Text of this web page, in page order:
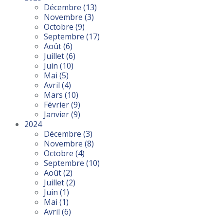
Décembre (13)
Novembre (3)
Octobre (9)
Septembre (17)
Août(6)
Juillet(6)
Juin (10)
Mai (5)
Avril (4)
Mars (10)
Février(9)
Janvier(9)
2024
Décembre (3)
Novembre (8)
Octobre (4)
Septembre (10)
Août(2)
Juillet(2)
Juin (1)
Mai (1)
Avril (6)